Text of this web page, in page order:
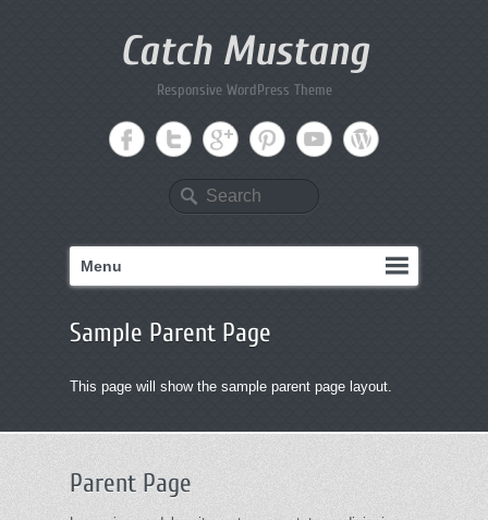
Catch Mustang
Responsive WordPress Theme
Search
Menu
Sample Parent Page
This page will show the sample parent page layout.
Parent Page